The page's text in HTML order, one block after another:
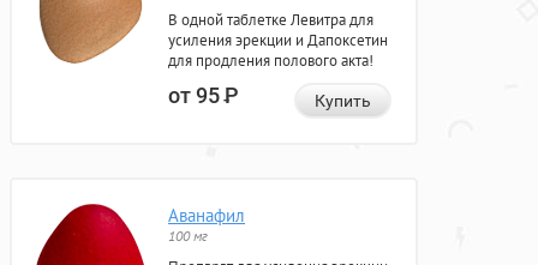
В одной таблетке Левитра для
усиления эрекции и Дапоксетин
для продления полового акта!
от 95Р Купить
Аванафил
100 мг